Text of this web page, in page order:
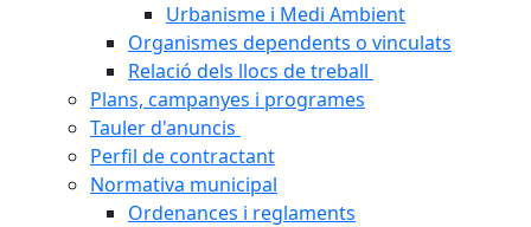
Urbanisme i Medi Ambient
Organismes dependents o vinculats
Relació dels llocs de treball
Plans, campanyes i programes
Tauler d'anuncis
Perfil de contractant
Normativa municipal
Ordenances i reglaments